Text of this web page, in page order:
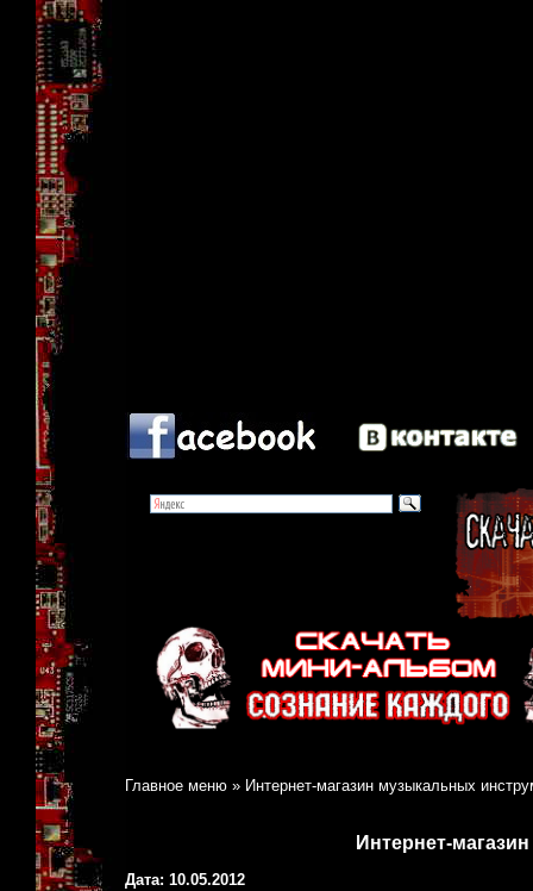
Главное меню » Интернет-магазин музыкальных
Интернет-
Дата: 10.05.2012